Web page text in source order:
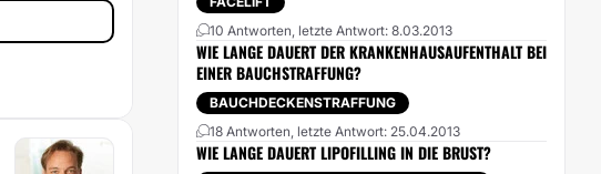
10 Antworten, letzte Antwort: 8.03.2013
WIE LANGE DAUERT DER KRANKENHAUSAUFENTHALT BEI
EINER BAUCHSTRAFFUNG?
BAUCHDECKENSTRAFFUNG
18 Antworten, letzte Antwort: 25.04.2013
WIE LANGE DAUERT LIPOFILLING IN DIE BRUST?